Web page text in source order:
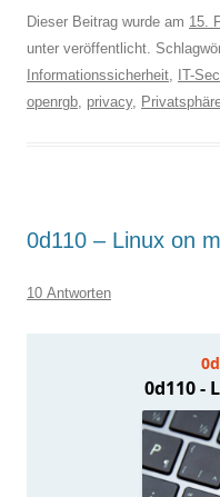
Dieser Beitrag wurde am 15.
unter veröffentlicht.
Informationssicherheit, IT-
openrgb, privacy,
0d110 – Linux on
10 Antworten